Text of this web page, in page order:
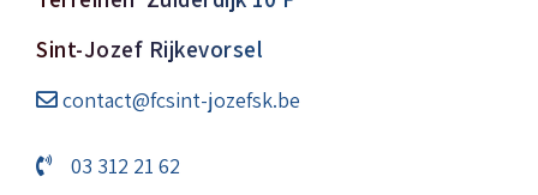
Sint-Jozef Rijkevorsel
contact@fcsint-jozefsk.be
03 312 21 62